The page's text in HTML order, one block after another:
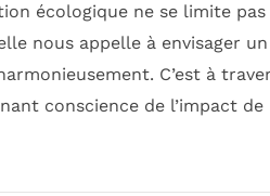
écologique ne se limite
nous appelle à envisager un
C’est à
conscience de l’impact